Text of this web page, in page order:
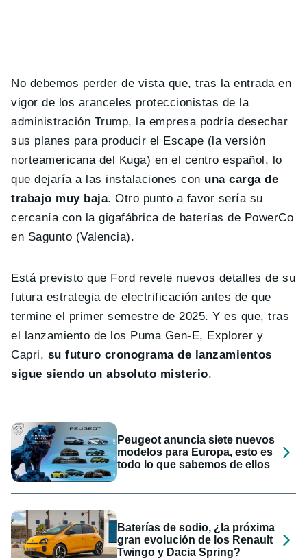
No debemos perder de vista que, tras la entrada en
vigor de los aranceles proteccionistas de la
administración Trump, la empresa podría desechar
sus planes para producir el Escape (la versión
norteamericana del Kuga) en el centro español, lo
que dejaría a las instalaciones con una carga de
trabajo muy baja. Otro punto a favor sería su
cercanía con la gigafábrica de baterías de PowerCo
en Sagunto (Valencia).
Está previsto que Ford revele nuevos detalles de su
futura estrategia de electrificación antes de que
termine el primer semestre de 2025. Y es que, tras
el lanzamiento de los Puma Gen-E, Explorer y
Capri, su futuro cronograma de lanzamientos
sigue siendo un absoluto misterio.
Peugeot anuncia siete nuevos
modelos para Europa, esto es
todo lo que sabemos de ellos
Baterías de sodio, ¿la próxima
gran evolución de los Renault
Twingo y Dacia Spring?